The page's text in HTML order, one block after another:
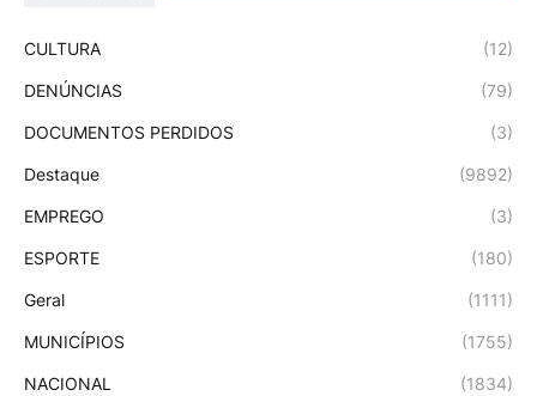
CULTURA (12)
DENÚNCIAS (79)
DOCUMENTOS PERDIDOS (3)
Destaque (9892)
EMPREGO (3)
ESPORTE (180)
Geral (1111)
MUNICÍPIOS (1755)
NACIONAL (1834)